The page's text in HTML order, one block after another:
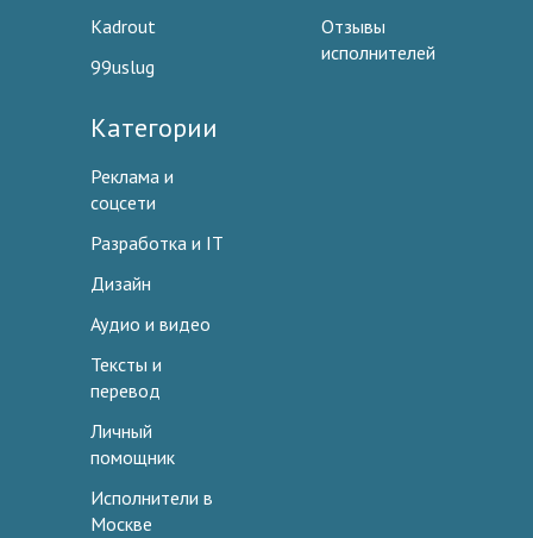
Kadrout
99uslug
Отзывы
исполнителей
Категории
Реклама и
соцсети
Разработка и IT
Дизайн
Аудио и видео
Тексты и
перевод
Личный
помощник
Исполнители в
Москве